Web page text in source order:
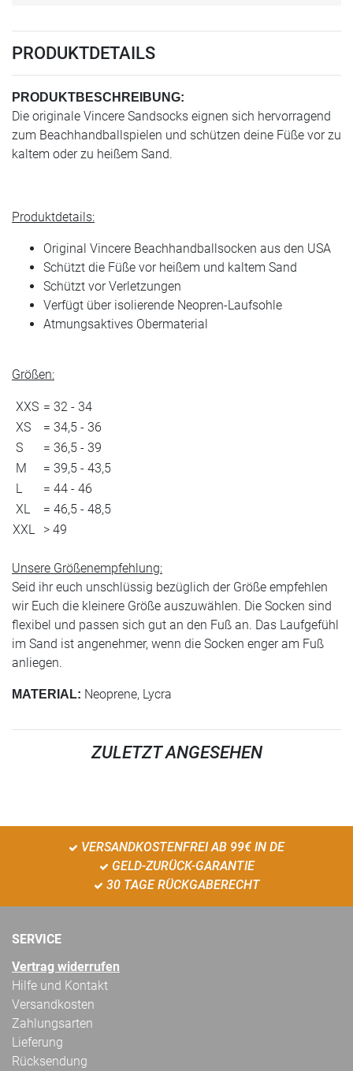
PRODUKTDETAILS
PRODUKTBESCHREIBUNG:
Die originale Vincere Sandsocks eignen sich hervorragend
zum Beachhandballspielen und schützen deine Füße vor zu
kaltem oder zu heißem Sand.
Produktdetails:
Original Vincere Beachhandballsocken aus den USA
Schützt die Füße vor heißem und kaltem Sand
Schützt vor Verletzungen
Verfügt über isolierende Neopren-Laufsohle
Atmungsaktives Obermaterial
Größen:
XXS = 32 - 34
XS
= 34,5 - 36
S
= 36,5 - 39
M
= 39,5 - 43,5
L
= 44 - 46
XL
= 46,5 - 48,5
XXL
> 49
Unsere Größenempfehlung:
Seid ihr euch unschlüssig bezüglich der Größe empfehlen
wir Euch die kleinere Größe auszuwählen. Die Socken sind
flexibel und passen sich gut an den Fuß an. Das Laufgefühl
im Sand ist angenehmer, wenn die Socken enger am Fuß
anliegen.
MATERIAL: Neoprene, Lycra
ZULETZT ANGESEHEN
VERSANDKOSTENFREI AB 99€ IN DE
GELD-ZURÜCK-GARANTIE
30 TAGE RÜCKGABERECHT
SERVICE
Vertrag widerrufen
Hilfe und Kontakt
Versandkosten
Zahlungsarten
Lieferung
Rücksendung